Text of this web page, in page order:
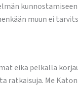
muun ei
eikä pelkällä
ratkaisuja. Me